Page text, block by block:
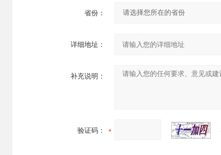
省份：
详细地址：
补充说明：
验证码：